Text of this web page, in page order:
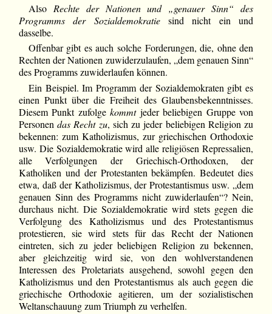
Also Rechte der Nationen und „genauer Sinn“ des
Programms der Sozialdemokratiesind nicht ein und
dasselbe.
Offenbar gibt es auch solche Forderungen, die, ohne den
Rechten der Nationen zuwiderzulaufen, „dem genauen Sinn“
des Programms zuwiderlaufen können.
Ein Beispiel. Im Programm der Sozialdemokraten gibt es
einen Punkt über die Freiheit des Glaubensbekenntnisses.
Diesem Punkt zufolgekommtjeder beliebigen Gruppe von
Personendas Recht zu, sich zu jeder beliebigen Religion zu
bekennen: zum Katholizismus, zur griechischen Orthodoxie
usw. Die Sozialdemokratie wird alle religiösen Repressalien,
alle Verfolgungen der Griechisch-Orthodoxen, der
Katholiken und der Protestanten bekämpfen. Bedeutet dies
etwa, daß der Katholizismus, der Protestantismus usw. „dem
genauen Sinn des Programms nicht zuwiderlaufen“? Nein,
durchaus nicht. Die Sozialdemokratie wird stets gegen die
Verfolgung des Katholizismus und des Protestantismus
protestieren, sie wird stets für das Recht der Nationen
eintreten, sich zu jeder beliebigen Religion zu bekennen,
aber gleichzeitig wird sie, von den wohlverstandenen
Interessen des Proletariats ausgehend, sowohl gegen den
Katholizismus und den Protestantismus als auch gegen die
griechische Orthodoxie agitieren, um der sozialistischen
Weltanschauung zum Triumph zu verhelfen.